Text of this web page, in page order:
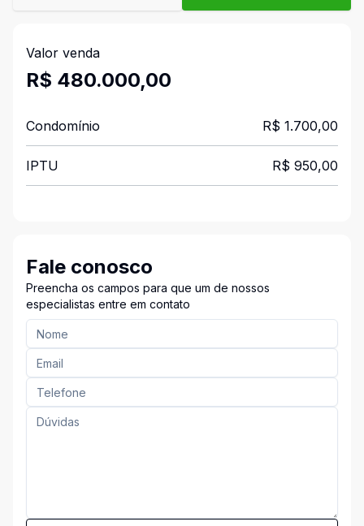
Valor venda
R$ 480.000,00
Condomínio R$ 1.700,00
IPTU R$ 950,00
Fale conosco
Preencha os campos para que um de nossos
especialistas entre em contato